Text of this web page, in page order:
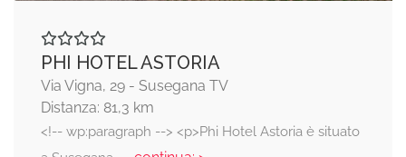
PHI HOTEL ASTORIA
Via Vigna, 29 - Susegana TV
Distanza: 81,3 km
<!-- wp:paragraph --> <p>Phi Hotel Astoria è situato